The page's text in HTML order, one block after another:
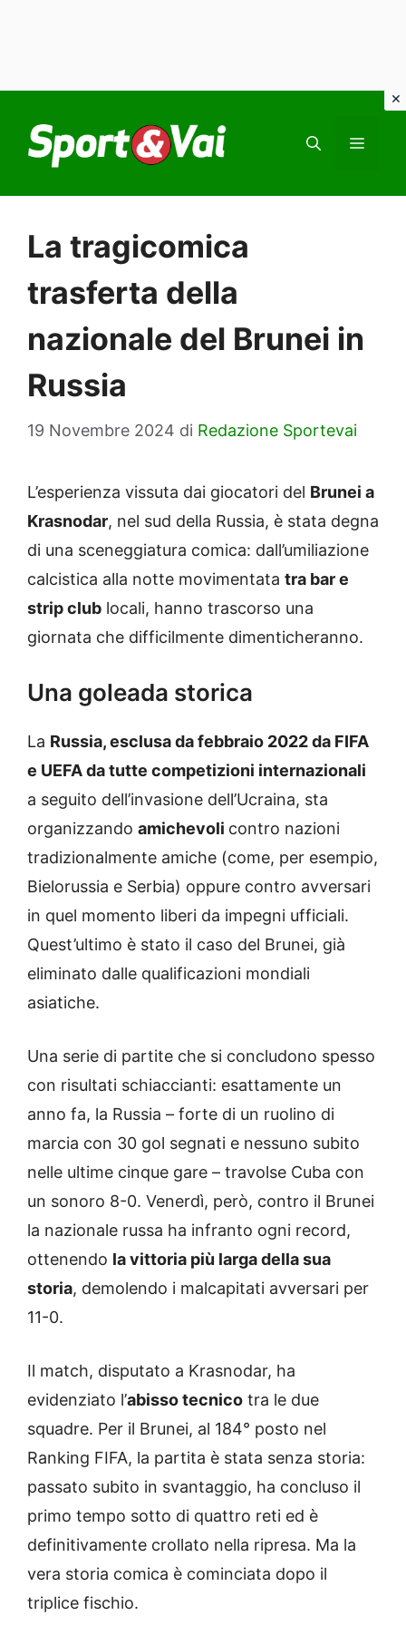
contenuto
La tragicomica
trasferta della
nazionale del Brunei in
Russia
19 Novembre 2024 di Redazione Sportevai
L’esperienza vissuta dai giocatori del Brunei a
Krasnodar, nel sud della Russia, è stata degna
di una sceneggiatura comica: dall’umiliazione
calcistica alla notte movimentata tra bar e
strip club locali, hanno trascorso una
giornata che difficilmente dimenticheranno.
Una goleada storica
La Russia, esclusa da febbraio 2022 da FIFA
e UEFA da tutte competizioni internazionali
a seguito dell’invasione dell’Ucraina, sta
organizzando amichevoli contro nazioni
tradizionalmente amiche (come, per esempio,
Bielorussia e Serbia) oppure contro avversari
in quel momento liberi da impegni ufficiali.
Quest’ultimo è stato il caso del Brunei, già
eliminato dalle qualificazioni mondiali
asiatiche.
Una serie di partite che si concludono spesso
con risultati schiaccianti: esattamente un
anno fa, la Russia – forte di un ruolino di
marcia con 30 gol segnati e nessuno subito
nelle ultime cinque gare – travolse Cuba con
un sonoro 8-0. Venerdì, però, contro il Brunei
la nazionale russa ha infranto ogni record,
ottenendo la vittoria più larga della sua
storia, demolendo i malcapitati avversari per
11-0.
Il match, disputato a Krasnodar, ha
evidenziato l’abisso tecnico tra le due
squadre. Per il Brunei, al 184° posto nel
Ranking FIFA, la partita è stata senza storia:
passato subito in svantaggio, ha concluso il
primo tempo sotto di quattro reti ed è
definitivamente crollato nella ripresa. Ma la
vera storia comica è cominciata dopo il
triplice fischio.